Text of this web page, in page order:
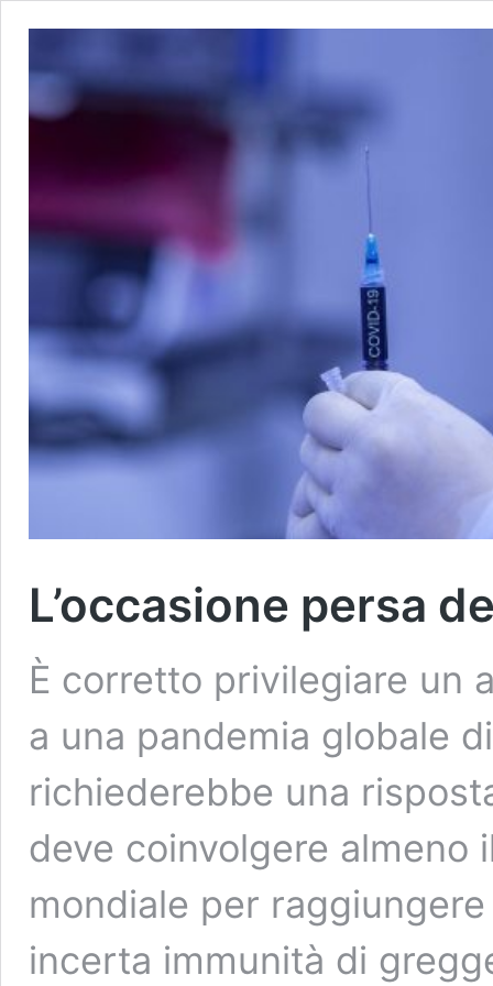
L’occasione persa
È corretto privilegiare un
a una pandemia globale
richiederebbe una
deve coinvolgere almeno
mondiale per
incerta immunità di